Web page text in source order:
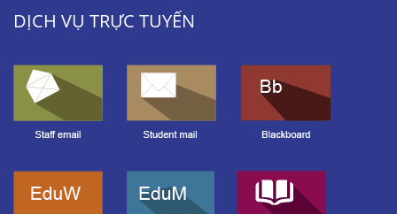
DỊCH VỤ TRỰC TUYẾN